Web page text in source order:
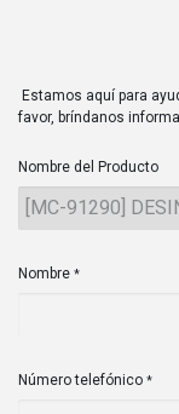
Estamos aquí para
favor, bríndanos
Nombre del Producto
Nombre *
Número telefónico *